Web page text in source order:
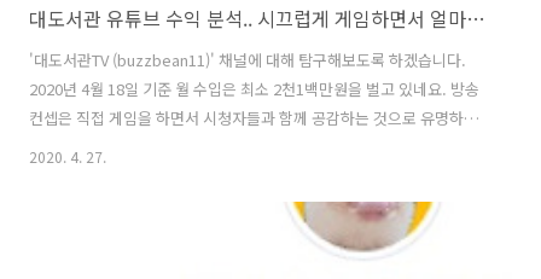
대도서관 유튜브 수익 분석.. 시끄럽게 게임하면서 얼마나 벌까?
'대도서관TV (buzzbean11)' 채널에 대해 탐구해보도록 하겠습니다.
2020년 4월 18일 기준 월 수입은 최소 2천1백만원을 벌고 있네요. 방송
컨셉은 직접 게임을 하면서 시청자들과 함께 공감하는 것으로 유명하죠.
우리나라에서 인터넷 개인방송 시장을 유튜브 등으로 개척, 발전시킨 1
가 있겠지만, 도티TV가 월 4천4백만원의 수익이 발생하는데 비해서 수익
이 적어보이기는 하는데요. 이건 아무래도 시청자층의 차이에 따른 것으
2020. 4. 27.